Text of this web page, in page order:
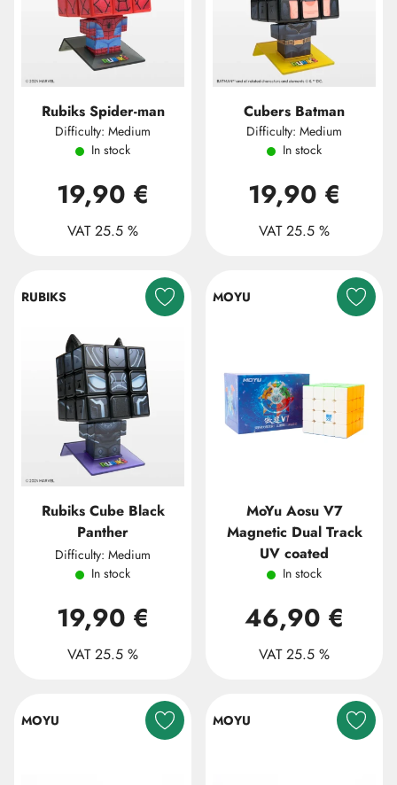
Rubiks Spider-man
Difficulty: Medium
In stock
19,90 €
VAT 25.5 %
Cubers Batman
Difficulty: Medium
In stock
19,90 €
VAT 25.5 %
RUBIKS
Rubiks Cube Black
Panther
Difficulty: Medium
In stock
19,90 €
VAT 25.5 %
MOYU
MoYu Aosu V7
Magnetic Dual Track
UV coated
In stock
46,90 €
VAT 25.5 %
MOYU MOYU